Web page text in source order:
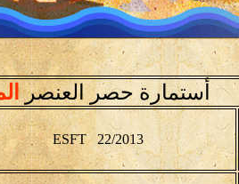
أستمارة حصر العنصر
ESFT 22/2013